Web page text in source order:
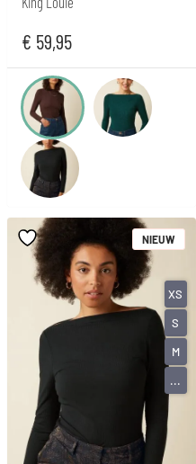
€ 59,95
NIEUW
XS
S
M
...